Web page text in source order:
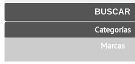
Categorías
Marcas